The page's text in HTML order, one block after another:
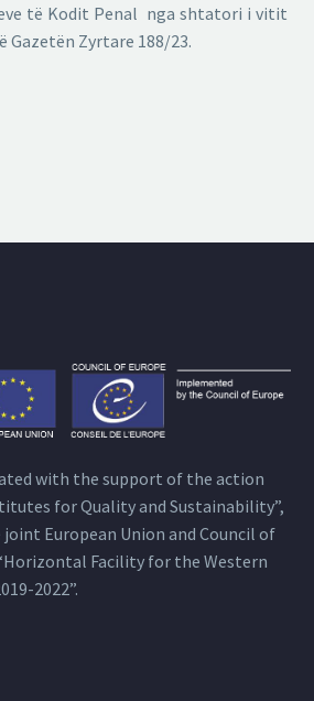
të Kodit Penal nga shtatori i vitit
Gazetën Zyrtare 188/23.
with the support of the action
for Quality and Sustainability”,
European Union and Council of
Facility for the Western
2022”.